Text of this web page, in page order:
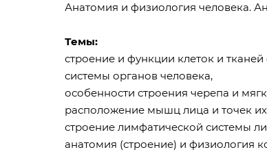
Анатомия и физиология человека.
Темы:
строение и функции клеток и
системы органов человека,
особенности строения черепа и
расположение мышц лица и точек
строение лимфатической системы
анатомия (строение) и физиология